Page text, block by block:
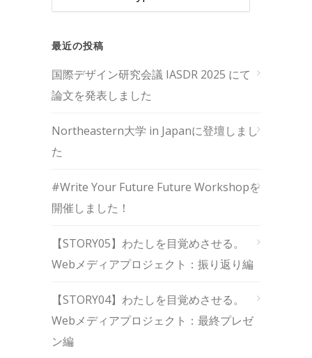
最近の投稿
国際デザイン研究会議 IASDR 2025 にて
論文を発表しました
Northeastern大学 in Japanに登壇しまし
た
#Write Your Future Future Workshopを
開催しました！
【STORY05】わたしを目覚めさせる。
Webメディアプロジェクト：振り返り編
【STORY04】わたしを目覚めさせる。
Webメディアプロジェクト：最終プレゼ
ン編